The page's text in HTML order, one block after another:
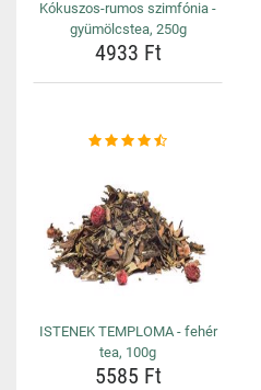
Kókuszos-rumos szimfónia -
gyümölcstea, 250g
4933 Ft
ISTENEK TEMPLOMA - fehér
tea, 100g
5585 Ft